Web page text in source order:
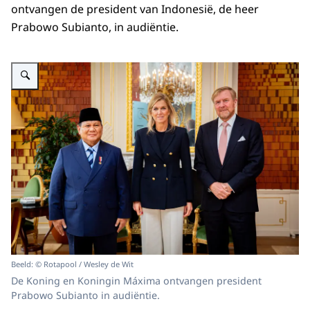
ontvangen de president van Indonesië, de heer
Prabowo Subianto, in audiëntie.
Vergroot afbeelding Koning, Koningin Máxima en president Indonesië
Beeld: © Rotapool / Wesley de Wit
De Koning en Koningin Máxima ontvangen president
Prabowo Subianto in audiëntie.